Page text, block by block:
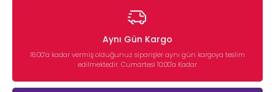
Aynı Gün Kargo
16:00’a kadar vermiş olduğunuz siparişler aynı gün kargoya teslim
edilmektedir. Cumartesi 10:00'a Kadar